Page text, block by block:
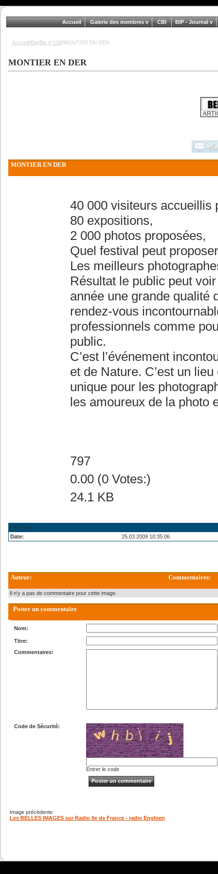
Accueil Galerie des membres CBI BIP - Journal
Accueil/Bip/Bip n°109/MONTIER EN DER
MONTIER EN DER
MONTIER EN DER
40 000 visiteurs accueillis
80 expositions,
2 000 photos proposées,
Quel festival peut
Les meilleurs
Résultat le public peut
année une grande qualité
rendez-vous
professionnels comme
public.
C’est l’événement
et de Nature. C’est un
unique pour les
les amoureux de la photo
797
0.00 (0 Votes:)
24.1 KB
EXIF Info
Date:
25.03.2009 10:35:06
Auteur: Commentaires:
Il n'y a pas de commentaire pour cette image.
Poster un commentaire
Nom:
Titre:
Commentaires:
Code de Sécurité:
Entrer le code
Image précédente:
Les BELLES IMAGES sur Radio Ile de France - radio Enghien